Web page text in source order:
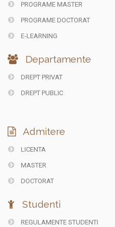
PROGRAME MASTER
PROGRAME DOCTORAT
E-LEARNING
Departamente
DREPT PRIVAT
DREPT PUBLIC
Admitere
LICENTA
MASTER
DOCTORAT
Studenti
REGULAMENTE STUDENTI